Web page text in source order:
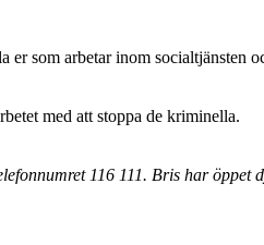
som arbetar inom socialtjänsten
med att stoppa de kriminella.
116 111. Bris har öppet